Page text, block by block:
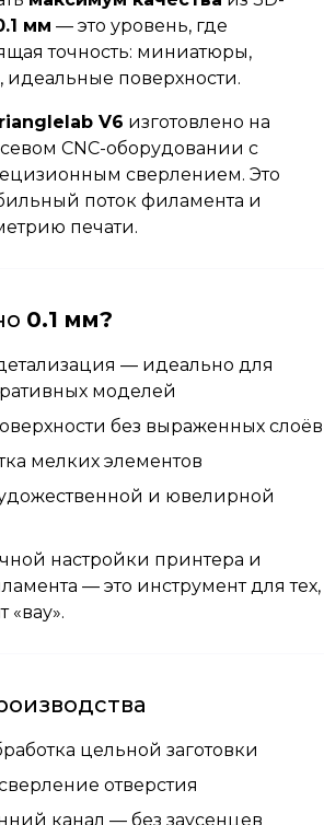
мм — это уровень, где
точность: миниатюры,
поверхности.
V6 изготовлено на
CNC-оборудовании с
сверлением. Это
поток филамента и
печати.
0.1 мм?
— идеально для
моделей
без выраженных слоёв
мелких элементов
и ювелирной
настройки принтера и
— это инструмент для тех,
«вау».
цельной заготовки
отверстия
канал — без заусенцев